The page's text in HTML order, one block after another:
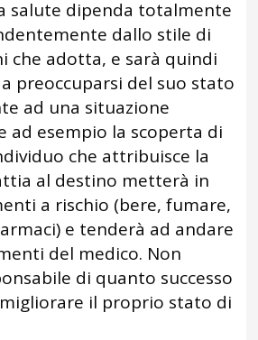
salute dipenda totalmente
dallo stile di
che adotta, e sarà quindi
preoccuparsi del suo stato
ad una situazione
ad esempio la scoperta di
che attribuisce la
al destino metterà in
a rischio (bere, fumare,
e tenderà ad andare
del medico. Non
di quanto successo
il proprio stato di